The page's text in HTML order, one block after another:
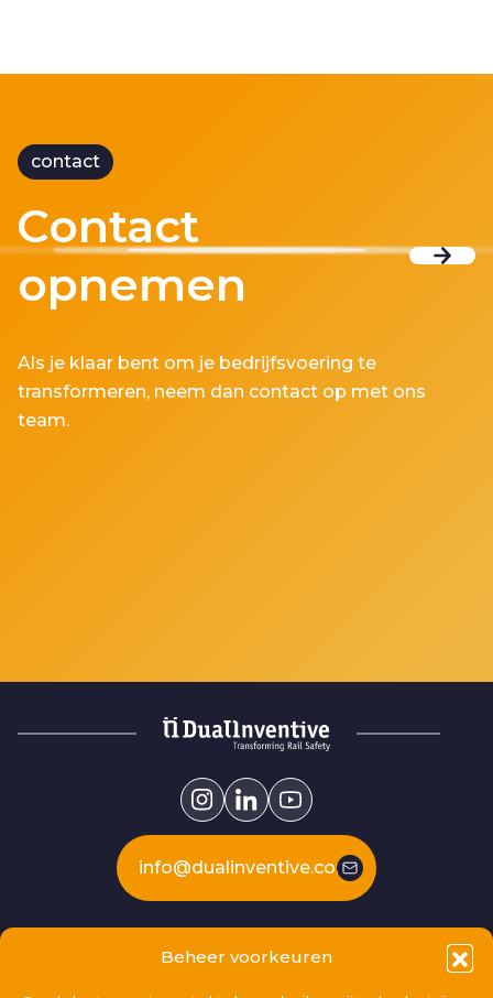
Beheer voorkeuren
contact
Contact
opnemen
Als je klaar bent om je bedrijfsvoering te
transformeren, neem dan contact op met ons
team.
info@dualinventive.com
Our products